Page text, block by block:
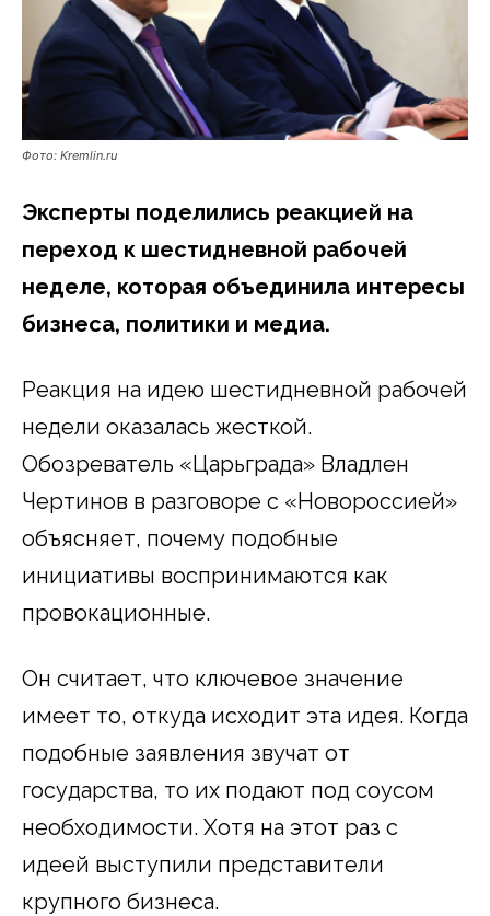
Фото: Kremlin.ru
Эксперты поделились реакцией на
переход к шестидневной рабочей
неделе, которая объединила интересы
бизнеса, политики и медиа.
Реакция на идею шестидневной рабочей
недели оказалась жесткой.
Обозреватель «Царьграда» Владлен
Чертинов в разговоре с «Новороссией»
объясняет, почему подобные
инициативы воспринимаются как
провокационные.
Он считает, что ключевое значение
имеет то, откуда исходит эта идея. Когда
подобные заявления звучат от
государства, то их подают под соусом
необходимости. Хотя на этот раз с
идеей выступили представители
крупного бизнеса.